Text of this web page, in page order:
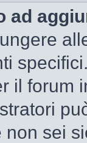
ad
il forum
non sei